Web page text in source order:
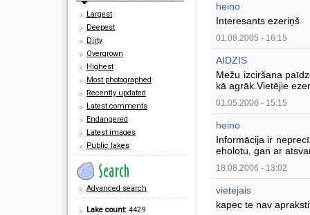
Largest
Deepest
Dirty
Overgrown
Highest
Most photographed
Recently updated
Latest comments
Endangered
Latest images
Public lakes
Advanced search
Lake count: 4429
heino
Interesants ezeriņš
01.08.2005 - 16:15
AIDZIS
Mežu izciršana
kā agrāk.Vietējie
01.05.2006 - 15:15
heino
Informācija ir
eholotu, gan ar
18.08.2006 - 13:02
vietejais
kapec te nav